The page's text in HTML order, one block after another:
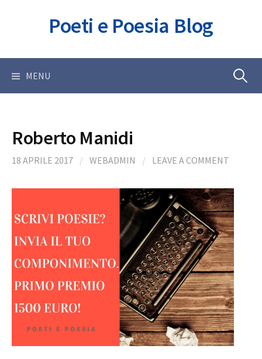
Poeti e Poesia Blog
MENU Ricerca
Roberto Manidi
18 APRILE 2017 / WEBADMIN / LEAVE A COMMENT